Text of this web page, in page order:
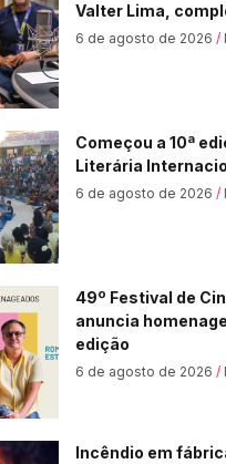
Valter Lima,
6 de agosto de 2026
Começou a 10ª
Literária
6 de agosto de 2026
49º Festival de
anuncia
edição
6 de agosto de 2026
Incêndio em